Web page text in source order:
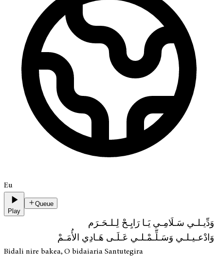
Eu
Play
Queue
وَدِّيـلـي سَـلَامِـي يَـا رَايِـحْ لِـلـحَـرَم
وَادْعـيـلـي وَسَـلِّـمْـلـي عَـلَـى هَـادِي الأُمَـمْ
Bidali nire bakea, O bidaiaria Santutegira